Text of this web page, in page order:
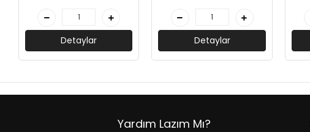
BOYAMA - MANDALA KİTAPLARI
AKIL OYUNLARI + PUZZLE
CEP KİTAPLARI
+
Detaylar Detaylar
Yardım Lazım Mı?